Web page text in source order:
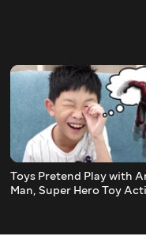
Toys Pretend Play with
Man, Super Hero Toy